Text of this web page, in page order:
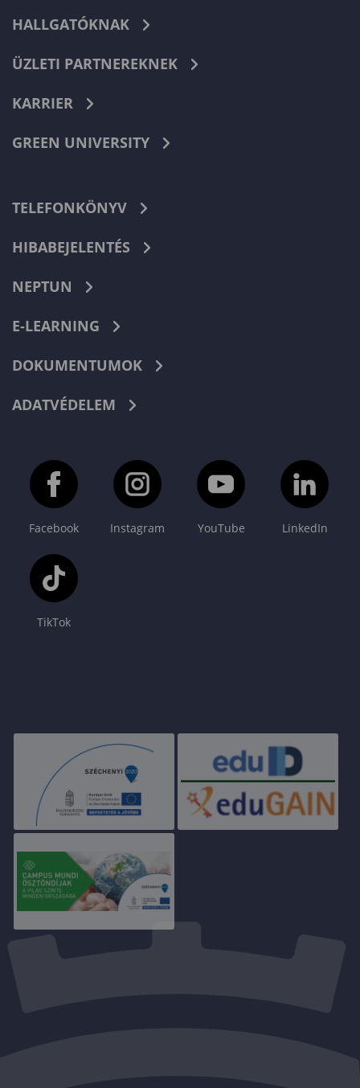
HALLGATÓKNAK
ÜZLETI PARTNEREKNEK
KARRIER
GREEN UNIVERSITY
TELEFONKÖNYV
HIBABEJELENTÉS
NEPTUN
E-LEARNING
DOKUMENTUMOK
ADATVÉDELEM
Facebook Instagram YouTube LinkedIn
TikTok